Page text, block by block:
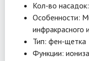
Кол-во
Особенности:
инфракрасного
Тип: фен-щетка
Функции: